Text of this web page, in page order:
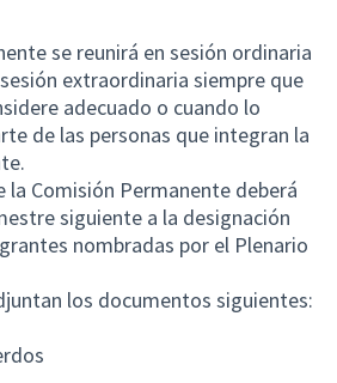
se reunirá en sesión ordinaria
extraordinaria siempre que
adecuado o cuando lo
de las personas que integran la
la Comisión Permanente deberá
siguiente a la designación
nombradas por el Plenario
los documentos siguientes: